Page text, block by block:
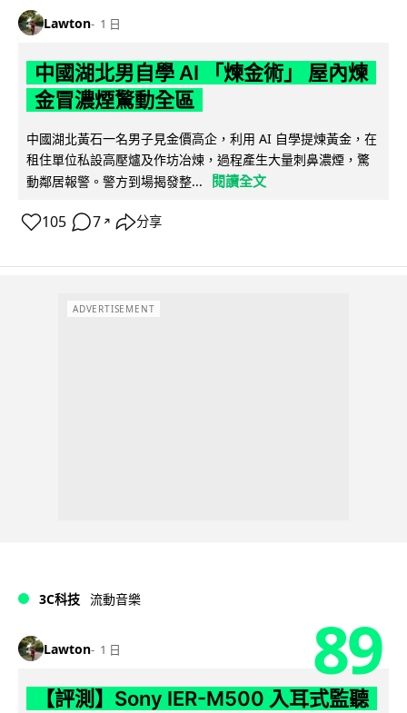
Lawton 1 日
中國湖北男自學 AI 「煉金術」 屋內煉
金冒濃煙驚動全區
中國湖北黃石一名男子見金價高企，利用 AI 自學提煉黃金，在
租住單位私設高壓爐及作坊冶煉，過程產生大量刺鼻濃煙，驚
動鄰居報警。警方到場揭發整...
閱讀全文
105 7 ↗ 分享
ADVERTISEMENT
3C科技 流動音樂
Lawton 1 日 89
【評測】Sony IER-M500 入耳式監聽